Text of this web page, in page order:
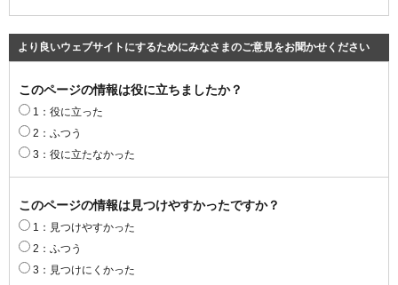
より良いウェブサイトにするためにみなさまのご意見をお聞かせください
このページの情報は役に立ちましたか？
1：役に立った
2：ふつう
3：役に立たなかった
このページの情報は見つけやすかったですか？
1：見つけやすかった
2：ふつう
3：見つけにくかった